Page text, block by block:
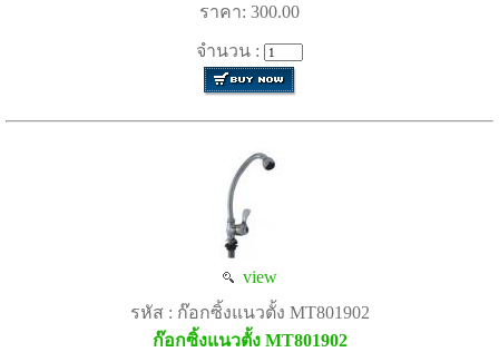
ราคา: 300.00
จำนวน :
view
รหัส : ก๊อกซิ้งแนวตั้ง MT801902
ก๊อกซิ้งแนวตั้ง MT801902